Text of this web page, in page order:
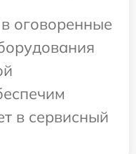
оговоренные
в сервисный